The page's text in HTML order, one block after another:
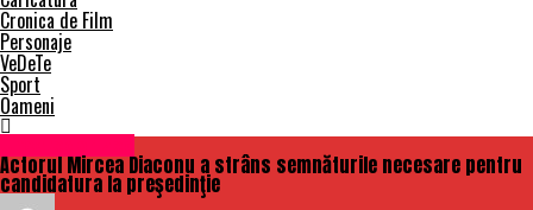
Cronica de Film
Personaje
VeDeTe
Sport
Oameni
Actorul Mircea Diaconu a strâns semnăturile necesare pentru
candidatura la preşedinţie